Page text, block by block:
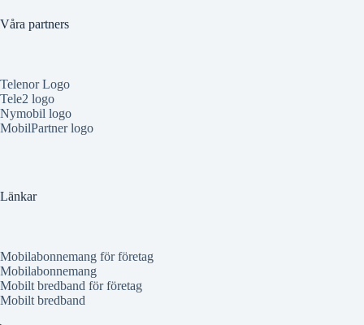
Våra partners
Telenor Logo
Tele2 logo
Nymobil logo
MobilPartner logo
Länkar
Mobilabonnemang för företag
Mobilabonnemang
Mobilt bredband för företag
Mobilt bredband